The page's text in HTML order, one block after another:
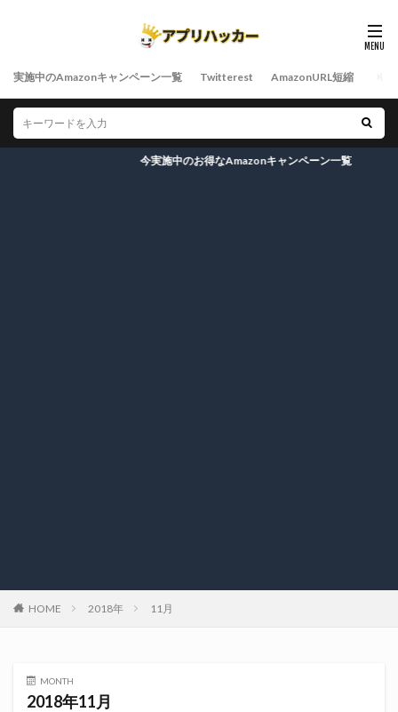
実施中のAmazonキャンペーン一覧 Twitterest AmazonURL短縮
今実施中のお得なAmazonキャンペーン一覧
HOME 2018年 11月
MONTH
2018年11月